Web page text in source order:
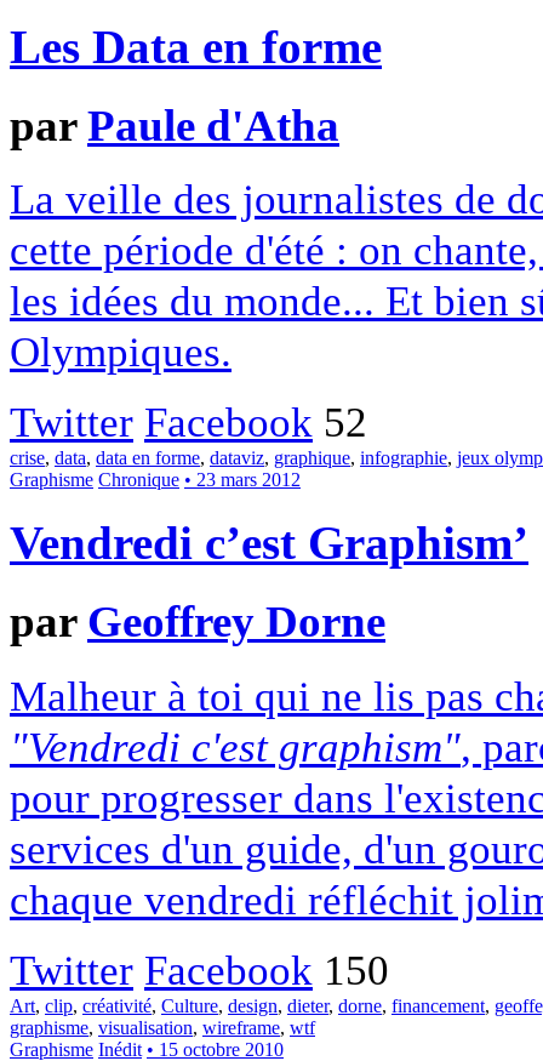
Les Data en forme
parPaule d'Atha
La veille des journalistes de
cette période d'été : on
les idées du monde... Et bien
Olympiques.
Twitter Facebook 52
crise, data, data en forme, dataviz, graphique, infographie, jeux
Graphisme Chronique • 23 mars 2012
Vendredi c’est Graphism’
par Geoffrey Dorne
Malheur à toi qui ne lis pas
"Vendredi c'est graphism",
pour progresser dans
services d'un guide, d'un
chaque vendredi réfléchit
Twitter Facebook 150
Art, clip, créativité, Culture, design, dieter, dorne, financement,
graphisme, visualisation, wireframe, wtf
Graphisme Inédit • 15 octobre 2010